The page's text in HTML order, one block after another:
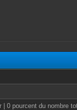
| 0 pourcent du nombre